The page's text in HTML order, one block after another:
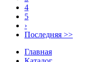
4
5
›
Последняя >>
Главная